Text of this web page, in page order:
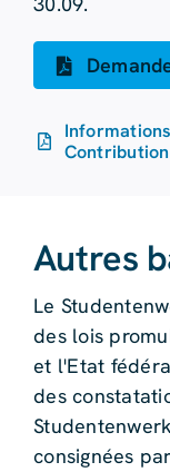
Autres
Le
des lois
et l'Etat
des
consignées